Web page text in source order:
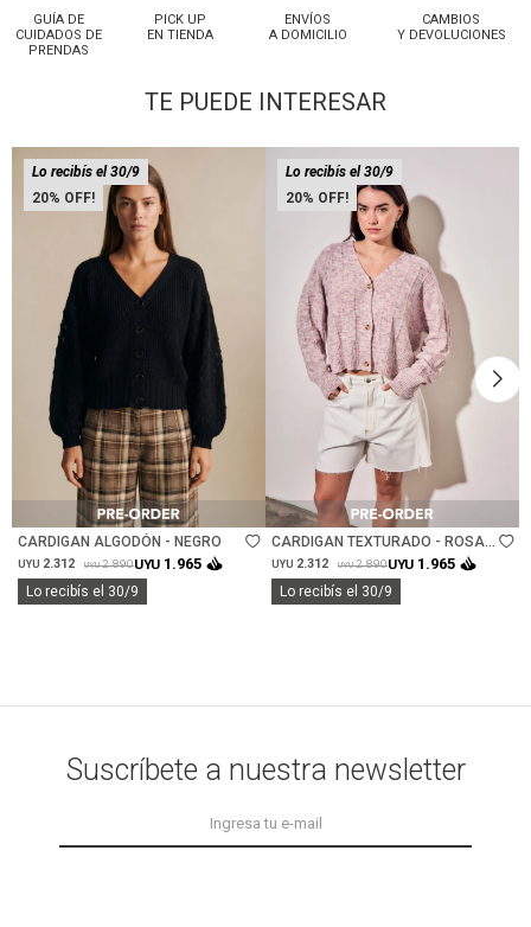
GUÍA DE
CUIDADOS DE
PRENDAS
PICK UP
EN TIENDA
ENVÍOS
A DOMICILIO
CAMBIOS
Y DEVOLUCIONES
TE PUEDE INTERESAR
20
Lo recibís el 30/9
Talle
CARDIGAN ALGODÓN - NEGRO
UYU 2.312 UYU 2.890UYU 1.965
Lo recibís el 30/9
20
Lo recibís el 30/9
Talle
CARDIGAN TEXTURADO - ROSA
VIEJO
UYU 2.312 UYU 2.890UYU 1.965
Lo recibís el 30/9
Suscríbete a nuestra newsletter